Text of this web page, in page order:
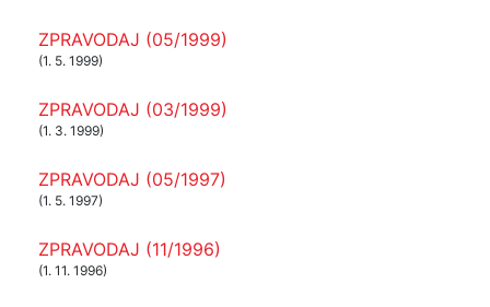
ZPRAVODAJ (05/1999)
(1. 5. 1999)
ZPRAVODAJ (03/1999)
(1. 3. 1999)
ZPRAVODAJ (05/1997)
(1. 5. 1997)
ZPRAVODAJ (11/1996)
(1. 11. 1996)